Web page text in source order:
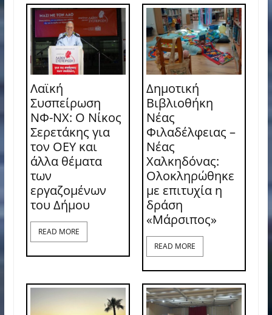
Λαϊκή
Συσπείρωση
ΝΦ-ΝΧ: O Νίκος
Σερετάκης για
τον ΟΕΥ και
άλλα θέματα
των
εργαζομένων
του Δήμου
READ MORE
Δημοτική
Βιβλιοθήκη
Νέας
Φιλαδέλφειας –
Νέας
Χαλκηδόνας:
Ολοκληρώθηκε
με επιτυχία η
δράση
«Μάρσιπος»
READ MORE